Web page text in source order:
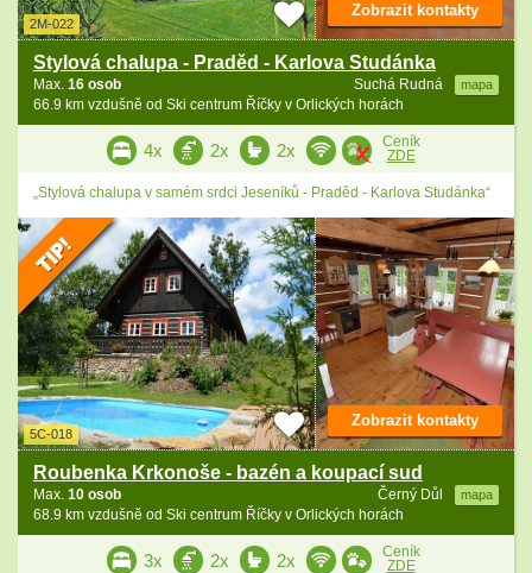
2M-022
Stylová chalupa - Praděd - Karlova Studánka
Suchá Rudná mapa
Max. 16 osob
66.9 km vzdušně od Ski centrum Říčky v Orlických horách
Zobrazit kontakty
4x 2x 2x
Ceník
ZDE
„Stylová chalupa v samém srdci Jeseníků - Praděd - Karlova Studánka“
5C-018
Roubenka Krkonoše - bazén a koupací sud
Černý Důl mapa
Max. 10 osob
68.9 km vzdušně od Ski centrum Říčky v Orlických horách
Zobrazit kontakty
3x 2x 2x
Ceník
ZDE